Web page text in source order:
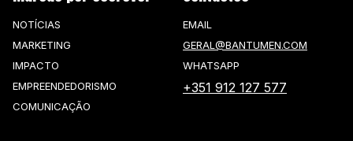
NOTÍCIAS
MARKETING
IMPACTO
EMPREENDEDORISMO
COMUNICAÇÃO
EMAIL
GERAL@BANTUMEN.COM
WHATSAPP
+351 912 127 577